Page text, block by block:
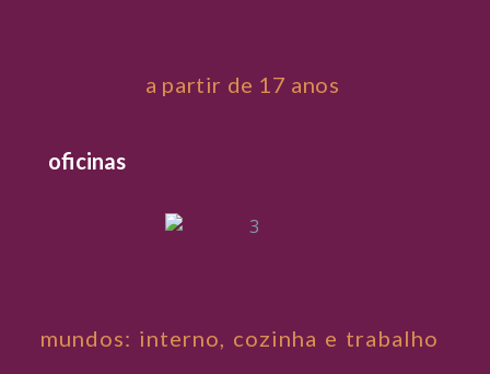
a partir de 17 anos
oficinas
mundos: interno, cozinha e trabalho